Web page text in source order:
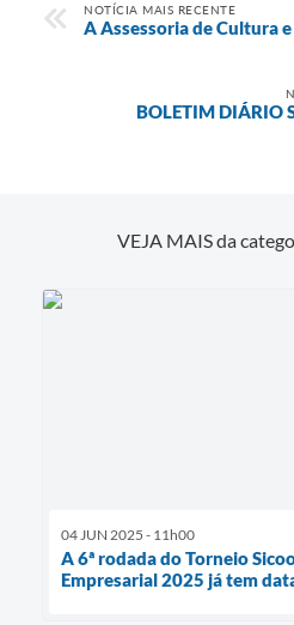
NOTÍCIA MAIS RECENTE
A Assessoria de Cultura
BOLETIM DIÁRIO
VEJA MAIS da
04 JUN 2025 - 11h00
A 6ª rodada do Torneio
Empresarial 2025 já tem